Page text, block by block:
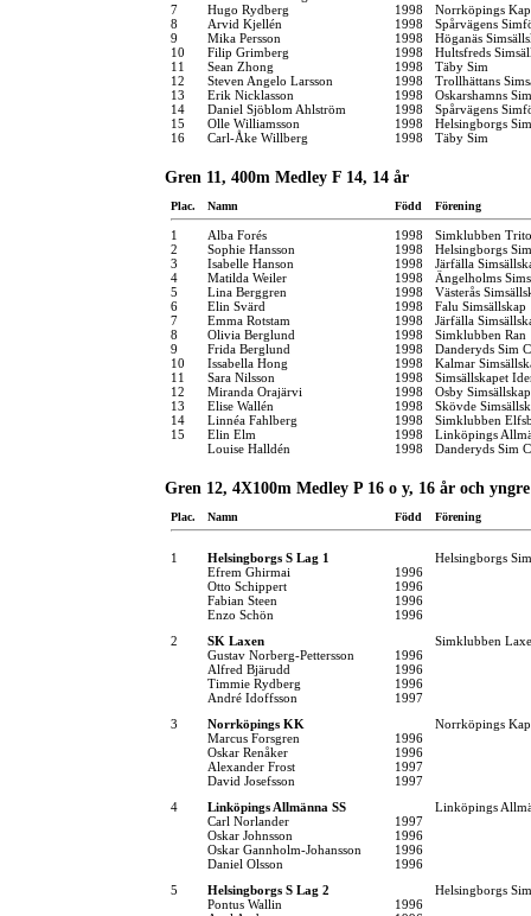
7
Hugo Rydberg 1998
Norrköpings
8
Arvid Kjellén 1998
Spårvägens
9
Mika Persson 1998
Höganäs
10
Filip Grimberg 1998
Hultsfreds
11
Sean Zhong 1998
Täby Sim
12
Steven Angelo Larsson 1998
Trollhättans
13
Erik Nicklasson 1998
Oskarshamns
14
Daniel Sjöblom Ahlström 1998
Spårvägens
15
Olle Williamsson 1998
Helsingborgs
16
Carl-Åke Willberg 1998 Täby Sim
Gren 11, 400m Medley F 14, 14 år
Plac. Namn Född Förening
1 Alba Forés 1998
Simklubben
2
Sophie Hansson 1998
Helsingborgs
3
Isabelle Hanson 1998
Järfälla
4
Matilda Weiler 1998
Ängelholms
5
Lina Berggren 1998
Västerås
6
Elin Svärd 1998
Falu Simsällskap
7
Emma Rotstam 1998
Järfälla
8
Olivia Berglund 1998
Simklubben Ran
9
Frida Berglund 1998
Danderyds Sim
10
Issabella Hong 1998
Kalmar
11
Sara Nilsson 1998
Simsällskapet
12
Miranda Orajärvi 1998
Osby Simsällskap
13
Elise Wallén 1998
Skövde
14
Linnéa Fahlberg 1998
Simklubben
15
Elin Elm 1998
Linköpings
Louise Halldén
1998 Danderyds Sim
Gren 12, 4X100m Medley P 16 o y, 16 år och yngre
Plac. Namn Född Förening
1 Helsingborgs S Lag 1
Helsingborgs
Efrem Ghirmai
1996
Otto Schippert
1996
Fabian Steen
1996
Enzo Schön
1996
2
SK Laxen
Simklubben
Gustav Norberg-Pettersson
1996
Alfred Bjärudd
1996
Timmie Rydberg
1996
André Idoffsson
1997
3
Norrköpings KK
Norrköpings
Marcus Forsgren
1996
Oskar Renåker
1996
Alexander Frost
1997
David Josefsson
1997
4
Linköpings Allmänna SS
Linköpings
Carl Norlander
1997
Oskar Johnsson
1996
Oskar Gannholm-Johansson
1996
Daniel Olsson
1996
5
Helsingborgs S Lag 2
Helsingborgs
Pontus Wallin
1996